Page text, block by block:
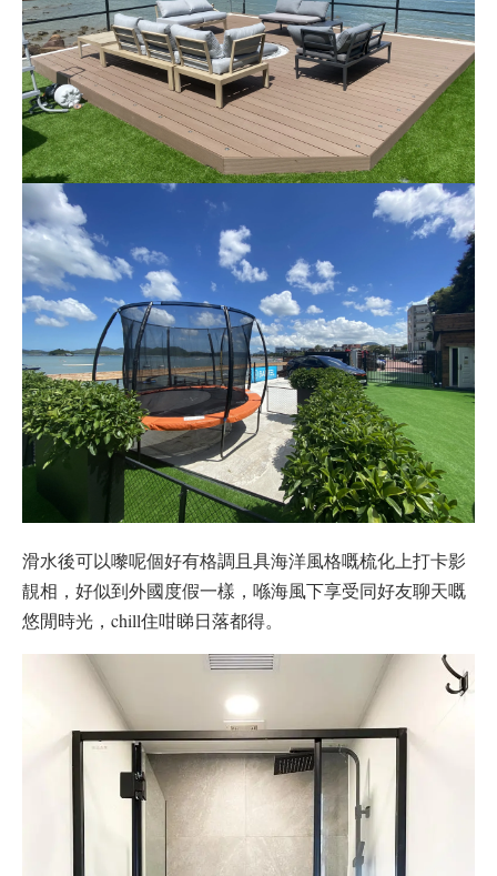
滑水後可以嚟呢個好有格調且具海洋風格嘅梳化上打卡影
靚相，好似到外國度假一樣，喺海風下享受同好友聊天嘅
悠閒時光，chill住咁睇日落都得。